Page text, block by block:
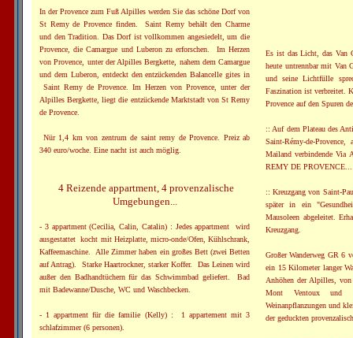
In der Provence zum Fuß Alpilles werden Sie das schöne Dorf von
St Remy de Provence finden. Saint Remy behält den Charme
und den Tradition. Das Dorf ist vollkommen angesiedelt, um die
Provence, die Camargue und Luberon zu erforschen. Im Herzen
von Provence, unter der Alpilles Bergkette, nahem dem Camargue
und dem Luberon, entdeckt den entzückenden Balancelle gites in
Saint Remy de Provence. Im Herzen von Provence, unter der
Alpilles Bergkette, liegt die entzückende Marktstadt von St Remy
de Provence.
Nür 1,4 km von zentrum de saint remy de Provence. Preiz ab
340 euro/woche. Eine nacht ist auch möglig.
4 Reizende appartment, 4 provenzalische
Umgebungen...
- 3 appartment (Cecilia, Calin, Catalin) : Jedes appartment wird
ausgestattet kocht mit Heizplatte, micro-onde/Ofen, Kühlschrank,
Kaffeemaschine. Alle Zimmer haben ein großes Bett (zwei Betten
auf Antrag). Starke Haartrockner, starker Koffer. Das Leinen wird
außer den Badhandtüchern für das Schwimmbad geliefert. Bad
mit Badewanne/Dusche, WC und Waschbecken.
- 1 appartment für die familie (Kelly) : 1 appartement mit 3
schlafzimmer (6 personen).
Es ist das Licht, das Van
heute untrennbar mit Van
und seine Lichtfülle
Faszination ist verbreitet.
Provence auf den Spuren
:: Auf dem Plateau des
Saint-Rémy-de-
Mailand verbindende
REMY DE
:: Kreuzgang von Saint-
später in ein
Mausoleen abgeleitet.
Kreuzgang.
Großer Wanderweg GR 6
ein 15 Kilometer langer
Anhöhen der Alpilles,
Mont Ventoux und
Weinanpflanzungen und
der geduckten